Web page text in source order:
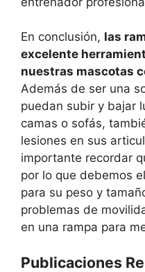
En conclusión, las
excelente
nuestras mascotas
Además de ser una
puedan subir y bajar
camas o sofás,
lesiones en sus
importante recordar
por lo que debemos
para su peso y
problemas de
en una rampa para
Publicaciones